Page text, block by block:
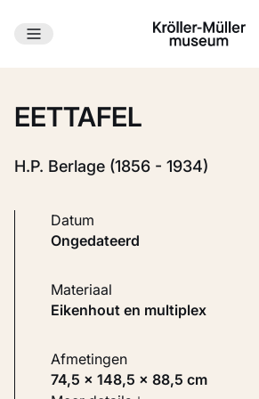
Ga naar hoofdinhoud
EETTAFEL
H.P. Berlage (1856 - 1934)
Datum
ongedateerd
Materiaal
Eikenhout en multiplex
Afmetingen
74,5 × 148,5 × 88,5 cm